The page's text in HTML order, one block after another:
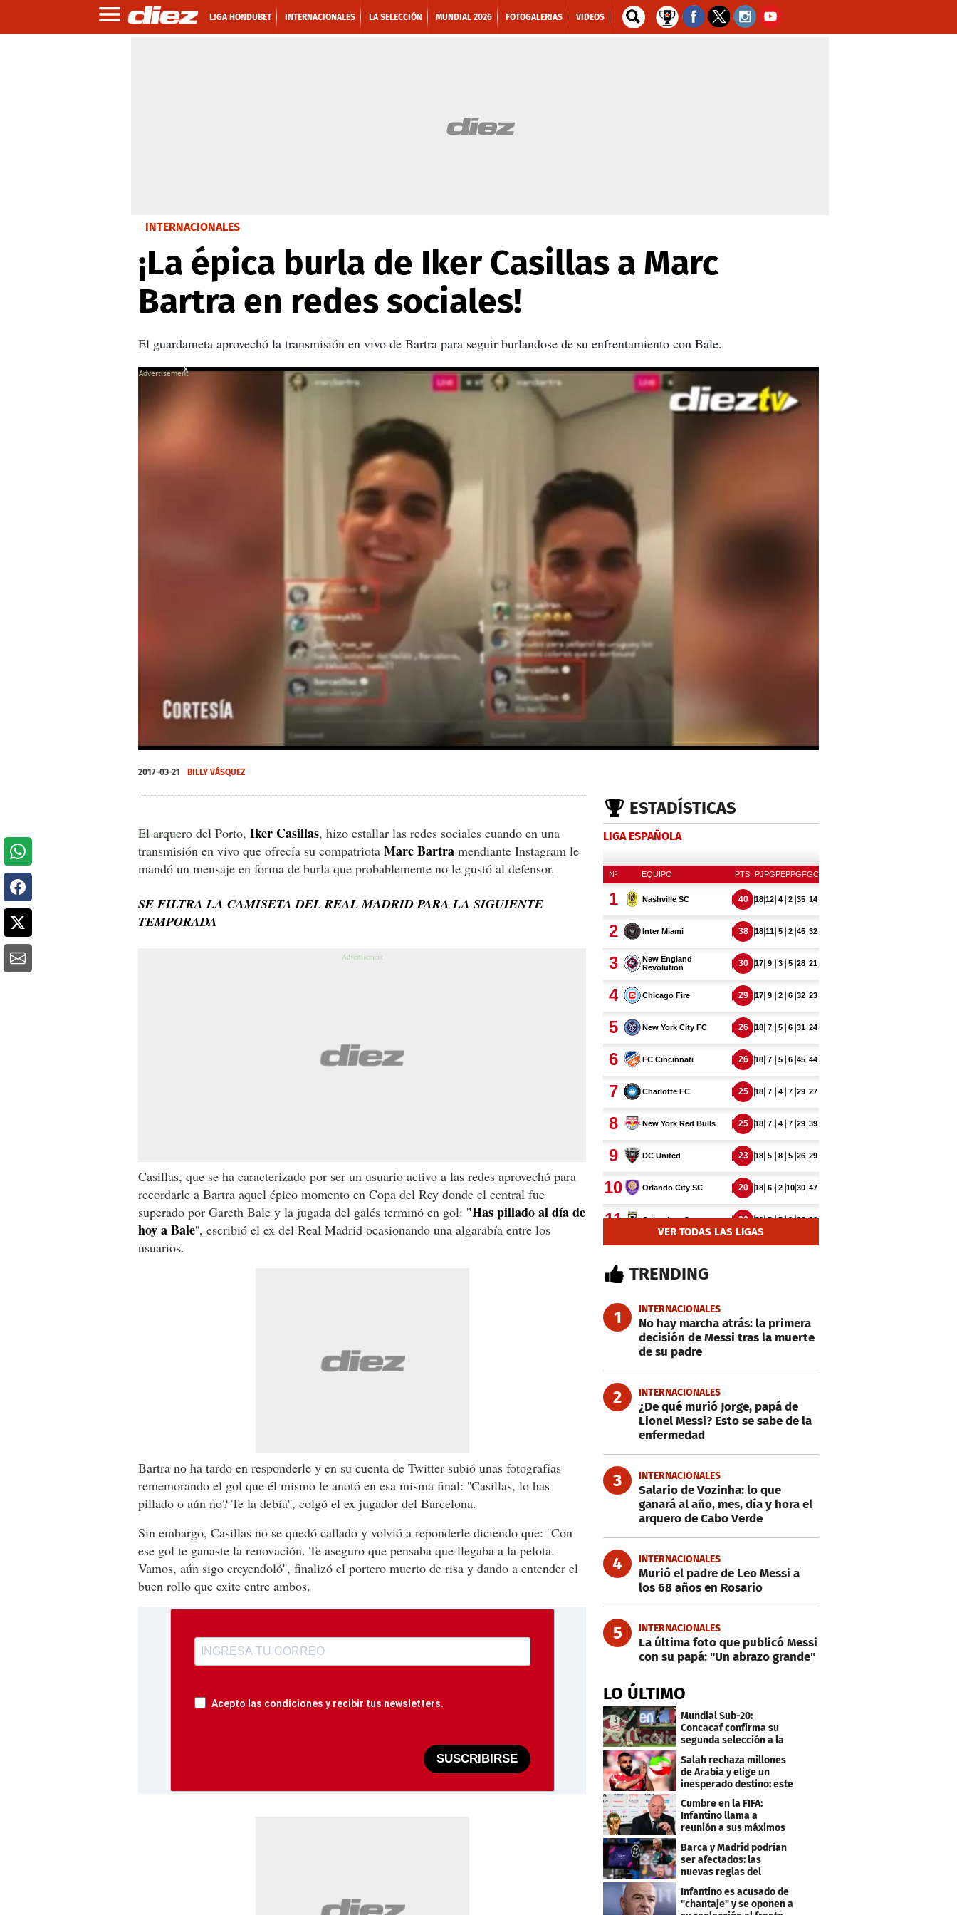
LIGA HONDUBET INTERNACIONALES LA SELECCIÓN MUNDIAL 2026 FOTOGALERIAS VIDEOS
INTERNACIONALES
¡La épica burla de Iker Casillas a Marc
Bartra en redes sociales!
El guardameta aprovechó la transmisión en vivo de Bartra para seguir burlandose de su enfrentamiento con Bale.
of
34
X
X
2017-03-21 BILLY VÁSQUEZ
El arquero del Porto, Iker Casillas, hizo estallar las redes sociales cuando en una
transmisión en vivo que ofrecía su compatriota Marc Bartra mendiante Instagram le
mandó un mensaje en forma de burla que probablemente no le gustó al defensor.
SE FILTRA LA CAMISETA DEL REAL MADRID PARA LA SIGUIENTE
TEMPORADA
Casillas, que se ha caracterizado por ser un usuario activo a las redes aprovechó para
recordarle a Bartra aquel épico momento en Copa del Rey donde el central fue
superado por Gareth Bale y la jugada del galés terminó en gol: ''Has pillado al día de
hoy a Bale'', escribió el ex del Real Madrid ocasionando una algarabía entre los
usuarios.
Bartra no ha tardo en responderle y en su cuenta de Twitter subió unas fotografías
rememorando el gol que él mismo le anotó en esa misma final: ''Casillas, lo has
pillado o aún no? Te la debía'', colgó el ex jugador del Barcelona.
Sin embargo, Casillas no se quedó callado y volvió a reponderle diciendo que: ''Con
ese gol te ganaste la renovación. Te aseguro que pensaba que llegaba a la pelota.
Vamos, aún sigo creyendoló'', finalizó el portero muerto de risa y dando a entender el
buen rollo que exite entre ambos.
Acepto las condiciones y recibir tus newsletters.
SUSCRIBIRSE
ESTADÍSTICAS
LIGA ESPAÑOLA
VER TODAS LAS LIGAS
TRENDING
1 INTERNACIONALES
No hay marcha atrás: la primera
decisión de Messi tras la muerte
de su padre
2 INTERNACIONALES
¿De qué murió Jorge, papá de
Lionel Messi? Esto se sabe de la
enfermedad
3 INTERNACIONALES
Salario de Vozinha: lo que
ganará al año, mes, día y hora el
arquero de Cabo Verde
4 INTERNACIONALES
Murió el padre de Leo Messi a
los 68 años en Rosario
5 INTERNACIONALES
La última foto que publicó Messi
con su papá: "Un abrazo grande"
LO ÚLTIMO
Mundial Sub-20:
Concacaf confirma su
segunda selección a la
Copa del Mundo 2027
Salah rechaza millones
de Arabia y elige un
inesperado destino: este
será su club
Cumbre en la FIFA:
Infantino llama a
reunión a sus máximos
Barca y Madrid podrían
ser afectados: las
nuevas reglas del
arbitraje en LaLiga
Infantino es acusado de
"chantaje" y se oponen a